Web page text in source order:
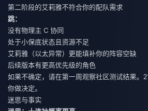
第二阶段的艾莉雅不符合你的配队需求
跳：
没有物理主 C 协同
处于小保底状态且资源不足
艾莉雅（以太异常）更能填补你的阵容空缺
后续版本有更高优先级的角色
如果不确定，请在第一周观察社区测试结果。
你做决定。
迷思与事实